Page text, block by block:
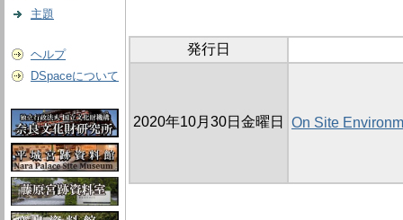
主題
ヘルプ
DSpaceについて
発行日
2020年10月30日金曜日 On Site